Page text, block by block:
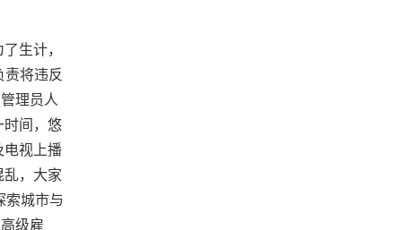
生计，
将违反
理员人
时间，悠
电视上播
，大家
索城市与
级雇